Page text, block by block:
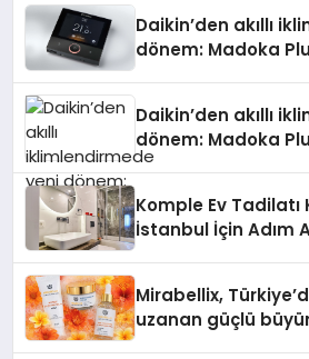
Daikin’den akıllı
dönem: Madoka
Daikin’den akıllı
dönem: Madoka
Komple Ev Tadilatı
İstanbul İçin Adım
Mirabellix,
uzanan güçlü